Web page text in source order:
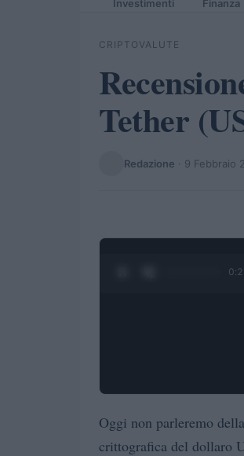
Investimenti Finanza
CRIPTOVALUTE
Tether
Redazione · 9 Febbraio
Oggi non parleremo
crittografica del dollaro